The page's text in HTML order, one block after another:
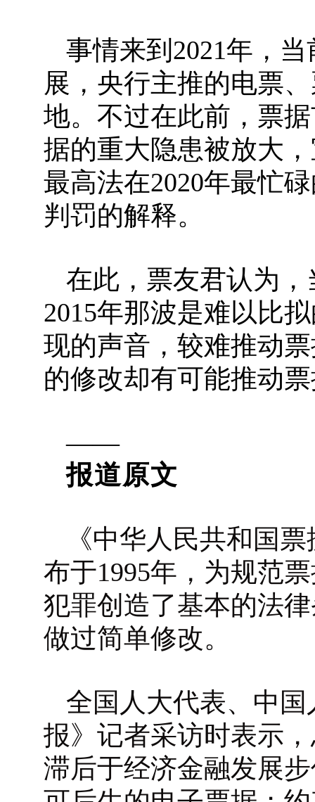
事情来到2021年，
展，央行主推的电票
地。不过在此前，票
据的重大隐患被放大
最高法在2020年最忙
判罚的解释。
在此，票友君认为
2015年那波是难以比
现的声音，较难推动
的修改却有可能推动
——
报道原文
《中华人民共和国
布于1995年，为规范
犯罪创造了基本的法
做过简单修改。
全国人大代表、中
报》记者采访时表示
滞后于经济金融发展